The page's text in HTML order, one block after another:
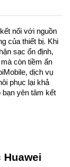
nối với nguồn
của thiết bị. Khi
sạc ổn định,
còn tiềm ẩn
dịch vụ
phục lại khả
bạn yên tâm kết
Huawei